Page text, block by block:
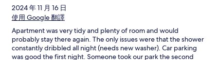
2024 年 11 月 16 日
使用 Google 翻譯
Apartment was very tidy and plenty of room and would
probably stay there again. The only issues were that the shower
constantly dribbled all night (needs new washer). Car parking
was good the first night. Someone took our park the second